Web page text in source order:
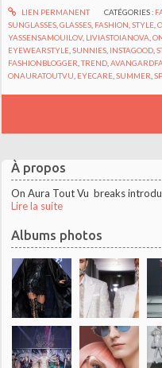
À propos
On Aura Tout Vu breaks
Lire la suite
Albums photos
LIEN PERMANENT CATÉGORIES :
SUNGLASSES ,GLASSES FASHION ,STYLE ,
YASSENSAMOUILOV, LIVIASTOIANOVA ,
EYEWEARSTYLE ,SUNNIES INSTAGOOD ,
FASHIONBLOGGER ,TREND ,
ONAURATOUTVU EYECARE ,SUMMER ,